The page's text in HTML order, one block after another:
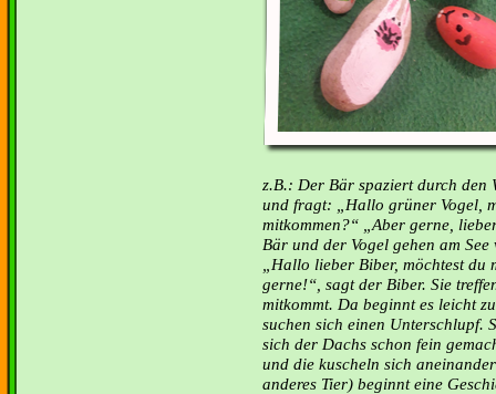
z.B.: Der Bär spaziert durch den
und fragt: „Hallo grüner Vogel,
mitkommen?“ „Aber gerne,
Bär und der Vogel gehen am
Hallo lieber Biber, möchtest du
gerne!“, sagt der Biber. Sie
mitkommt. Da beginnt es leicht
suchen sich einen Unterschlupf.
sich der Dachs schon fein
und die kuscheln sich
anderes Tier) beginnt eine